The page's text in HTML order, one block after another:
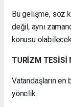
Bu gelişme, söz
değil, aynı
konusu
TURİZM TESİSİ
Vatandaşların
yönelik.